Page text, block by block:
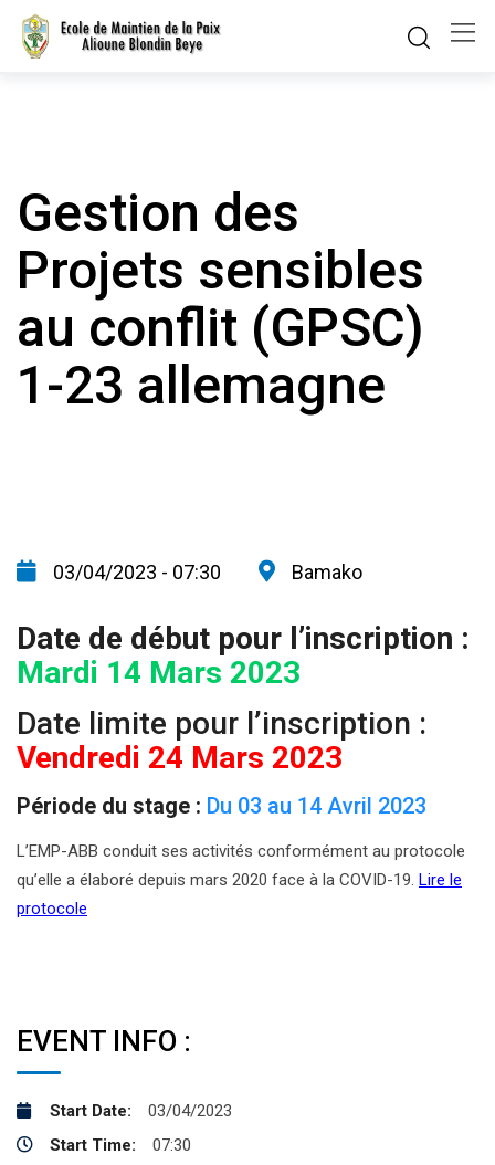
Skip
Gestion des
Projets sensibles
au conflit (GPSC)
1-23 allemagne
03/04/2023 - 07:30 Bamako
Date de début pour l’inscription :
Mardi 14 Mars 2023
Date limite pour l’inscription :
Vendredi 24 Mars 2023
Période du stage : Du 03 au 14 Avril 2023
L’EMP-ABB conduit ses activités conformément au protocole
qu’elle a élaboré depuis mars 2020 face à la COVID-19. Lire le
protocole
EVENT INFO :
Start Date:
03/04/2023
Start Time:
07:30